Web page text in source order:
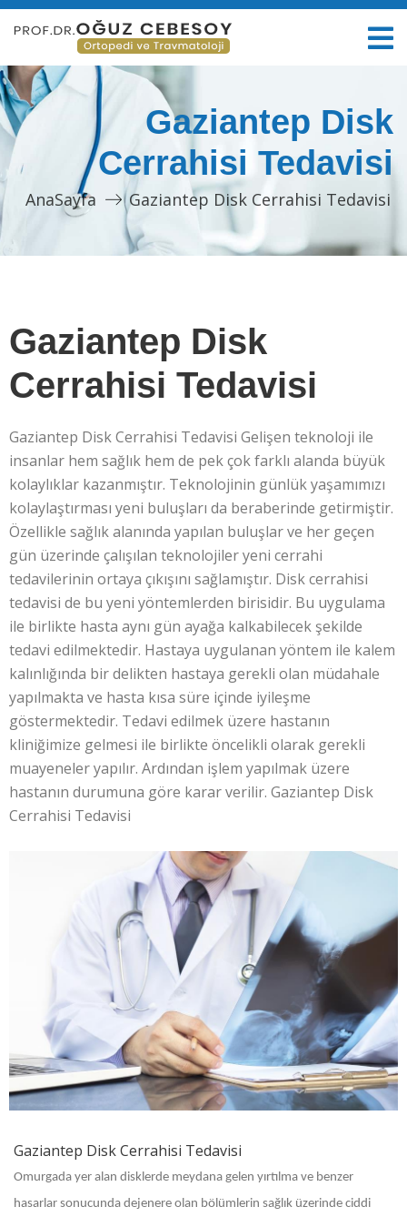
Gaziantep Disk
Cerrahisi Tedavisi
AnaSayfa Gaziantep Disk Cerrahisi Tedavisi
Gaziantep Disk
Cerrahisi Tedavisi
Gaziantep Disk Cerrahisi Tedavisi Gelişen teknoloji ile
insanlar hem sağlık hem de pek çok farklı alanda büyük
kolaylıklar kazanmıştır. Teknolojinin günlük yaşamımızı
kolaylaştırması yeni buluşları da beraberinde getirmiştir.
Özellikle sağlık alanında yapılan buluşlar ve her geçen
gün üzerinde çalışılan teknolojiler yeni cerrahi
tedavilerinin ortaya çıkışını sağlamıştır. Disk cerrahisi
tedavisi de bu yeni yöntemlerden birisidir. Bu uygulama
ile birlikte hasta aynı gün ayağa kalkabilecek şekilde
tedavi edilmektedir. Hastaya uygulanan yöntem ile kalem
kalınlığında bir delikten hastaya gerekli olan müdahale
yapılmakta ve hasta kısa süre içinde iyileşme
göstermektedir. Tedavi edilmek üzere hastanın
kliniğimize gelmesi ile birlikte öncelikli olarak gerekli
muayeneler yapılır. Ardından işlem yapılmak üzere
hastanın durumuna göre karar verilir. Gaziantep Disk
Cerrahisi Tedavisi
Gaziantep Disk Cerrahisi Tedavisi
Omurgada yer alan disklerde meydana gelen yırtılma ve benzer
hasarlar sonucunda dejenere olan bölümlerin sağlık üzerinde ciddi